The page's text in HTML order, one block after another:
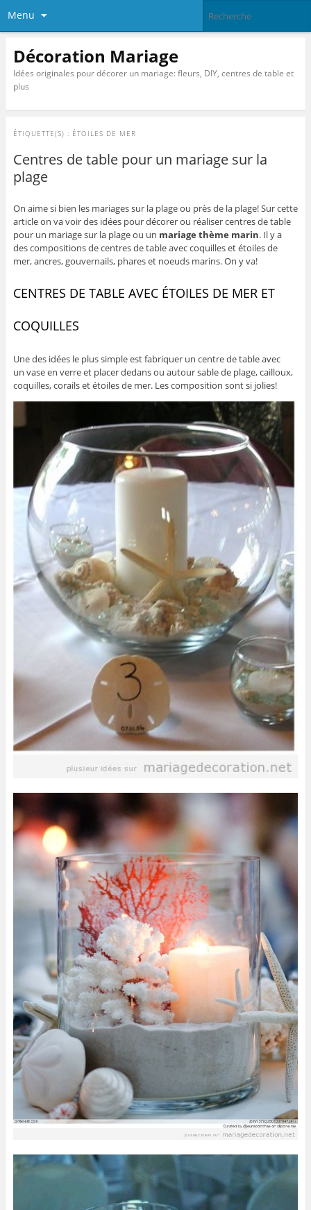
Menu
Décoration Mariage
Idées originales pour décorer un mariage: fleurs, DIY, centres de table et
plus
ÉTIQUETTE(S) : ÉTOILES DE MER
Centres de table pour un mariage sur la
plage
On aime si bien les mariages sur la plage ou près de la plage! Sur cette
article on va voir des idées pour décorer ou réaliser centres de table
pour un mariage sur la plage ou un mariage thème marin. Il y a
des compositions de centres de table avec coquilles et étoiles de
mer, ancres, gouvernails, phares et noeuds marins. On y va!
CENTRES DE TABLE AVEC ÉTOILES DE MER ET
COQUILLES
Une des idées le plus simple est fabriquer un centre de table avec
un vase en verre et placer dedans ou autour sable de plage, cailloux,
coquilles, corails et étoiles de mer. Les composition sont si jolies!